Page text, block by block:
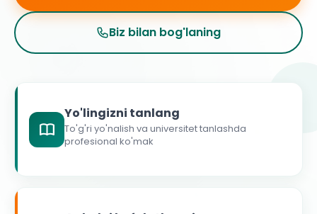
Biz bilan bog'laning
Yo'lingizni tanlang
To'g'ri yo'nalish va universitet tanlashda
profesional ko'mak